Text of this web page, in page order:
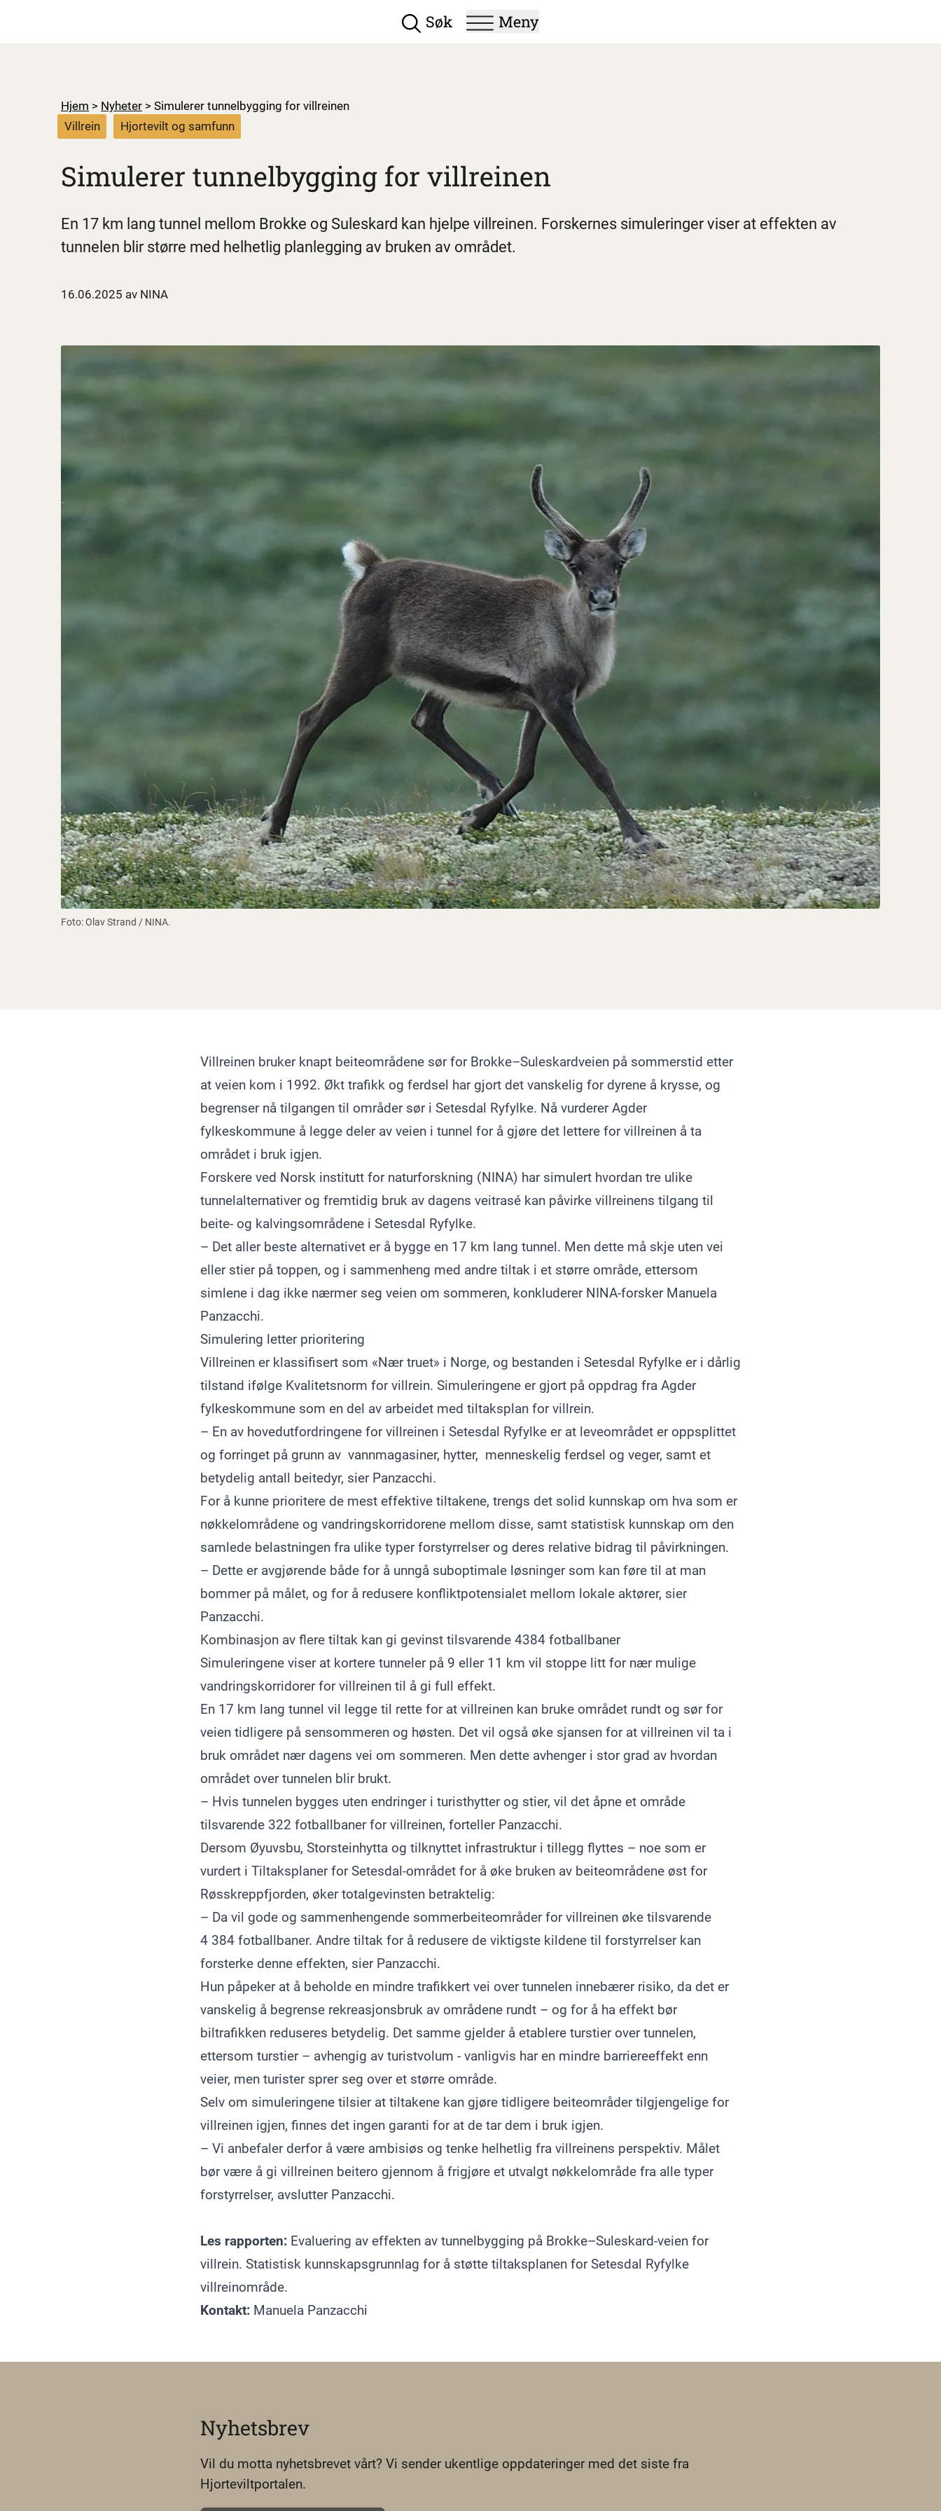
Søk Vis/skjul hovedmeny
Meny
Hjem > Nyheter >Simulerer tunnelbygging for villreinen
Villrein
Hjortevilt og samfunn
Simulerer tunnelbygging for villreinen
En 17 km lang tunnel mellom Brokke og Suleskard kan hjelpe villreinen. Forskernes simuleringer viser at effekten av
tunnelen blir større med helhetlig planlegging av bruken av området.
16.06.2025 av NINA
Foto: Olav Strand / NINA.
Villreinen bruker knapt beiteområdene sør for Brokke–Suleskardveien på sommerstid etter
at veien kom i 1992. Økt trafikk og ferdsel har gjort det vanskelig for dyrene å krysse, og
begrenser nå tilgangen til områder sør i Setesdal Ryfylke. Nå vurderer Agder
fylkeskommune å legge deler av veien i tunnel for å gjøre det lettere for villreinen å ta
området i bruk igjen.
Forskere ved Norsk institutt for naturforskning (NINA) har simulert hvordan tre ulike
tunnelalternativer og fremtidig bruk av dagens veitrasé kan påvirke villreinens tilgang til
beite- og kalvingsområdene i Setesdal Ryfylke.
– Det aller beste alternativet er å bygge en 17 km lang tunnel. Men dette må skje uten vei
eller stier på toppen, og i sammenheng med andre tiltak i et større område, ettersom
simlene i dag ikke nærmer seg veien om sommeren, konkluderer NINA-forsker Manuela
Panzacchi.
Simulering letter prioritering
Villreinen er klassifisert som «Nær truet» i Norge, og bestanden i Setesdal Ryfylke er i dårlig
tilstand ifølge Kvalitetsnorm for villrein. Simuleringene er gjort på oppdrag fra Agder
fylkeskommune som en del av arbeidet med tiltaksplan for villrein.
– En av hovedutfordringene for villreinen i Setesdal Ryfylke er at leveområdet er oppsplittet
og forringet på grunn av vannmagasiner, hytter, menneskelig ferdsel og veger, samt et
betydelig antall beitedyr, sier Panzacchi.
For å kunne prioritere de mest effektive tiltakene, trengs det solid kunnskap om hva som er
nøkkelområdene og vandringskorridorene mellom disse, samt statistisk kunnskap om den
samlede belastningen fra ulike typer forstyrrelser og deres relative bidrag til påvirkningen.
– Dette er avgjørende både for å unngå suboptimale løsninger som kan føre til at man
bommer på målet, og for å redusere konfliktpotensialet mellom lokale aktører, sier
Panzacchi.
Kombinasjon av flere tiltak kan gi gevinst tilsvarende 4384 fotballbaner
Simuleringene viser at kortere tunneler på 9 eller 11 km vil stoppe litt for nær mulige
vandringskorridorer for villreinen til å gi full effekt.
En 17 km lang tunnel vil legge til rette for at villreinen kan bruke området rundt og sør for
veien tidligere på sensommeren og høsten. Det vil også øke sjansen for at villreinen vil ta i
bruk området nær dagens vei om sommeren. Men dette avhenger i stor grad av hvordan
området over tunnelen blir brukt.
– Hvis tunnelen bygges uten endringer i turisthytter og stier, vil det åpne et område
tilsvarende 322 fotballbaner for villreinen, forteller Panzacchi.
Dersom Øyuvsbu, Storsteinhytta og tilknyttet infrastruktur i tillegg flyttes – noe som er
vurdert i Tiltaksplaner for Setesdal-området for å øke bruken av beiteområdene øst for
Røsskreppfjorden, øker totalgevinsten betraktelig:
– Da vil gode og sammenhengende sommerbeiteområder for villreinen øke tilsvarende
4 384 fotballbaner. Andre tiltak for å redusere de viktigste kildene til forstyrrelser kan
forsterke denne effekten, sier Panzacchi.
Hun påpeker at å beholde en mindre trafikkert vei over tunnelen innebærer risiko, da det er
vanskelig å begrense rekreasjonsbruk av områdene rundt – og for å ha effekt bør
biltrafikken reduseres betydelig. Det samme gjelder å etablere turstier over tunnelen,
ettersom turstier – avhengig av turistvolum - vanligvis har en mindre barriereeffekt enn
veier, men turister sprer seg over et større område.
Selv om simuleringene tilsier at tiltakene kan gjøre tidligere beiteområder tilgjengelige for
villreinen igjen, finnes det ingen garanti for at de tar dem i bruk igjen.
– Vi anbefaler derfor å være ambisiøs og tenke helhetlig fra villreinens perspektiv. Målet
bør være å gi villreinen beitero gjennom å frigjøre et utvalgt nøkkelområde fra alle typer
forstyrrelser, avslutter Panzacchi.
Les rapporten: Evaluering av effekten av tunnelbygging på Brokke–Suleskard-veien for
villrein. Statistisk kunnskapsgrunnlag for å støtte tiltaksplanen for Setesdal Ryfylke
villreinområde.
Kontakt: Manuela Panzacchi
Nyhetsbrev
Vil du motta nyhetsbrevet vårt? Vi sender ukentlige oppdateringer med det siste fra
Hjorteviltportalen.